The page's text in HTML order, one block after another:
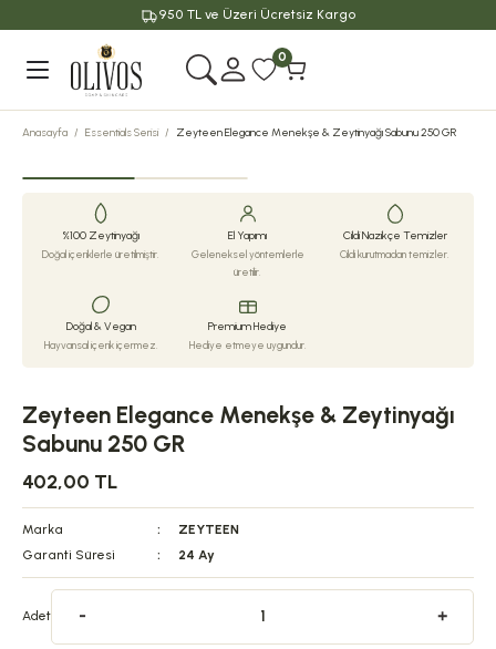
950 TL ve Üzeri Ücretsiz Kargo
Geri Dön
0
Anasayfa Essentials Serisi Zeyteen Elegance Menekşe & Zeytinyağı Sabunu 250 GR
%100 Zeytinyağı
Doğal içeriklerle üretilmiştir.
El Yapımı
Geleneksel yöntemlerle
üretilir.
Cildi Nazikçe Temizler
Cildi kurutmadan temizler.
Doğal & Vegan
Hayvansal içerik içermez.
Premium Hediye
Hediye etmeye uygundur.
Zeyteen Elegance Menekşe & Zeytinyağı
Sabunu 250 GR
402,00 TL
Marka
ZEYTEEN
Garanti Süresi
24 Ay
Adet